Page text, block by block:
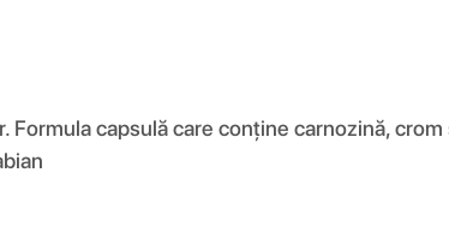
capsulă care conține carnozină,